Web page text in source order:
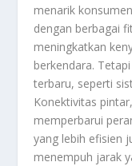
menarik
dengan berbagai
meningkatkan
berkendara.
terbaru, seperti
Konektivitas
memperbarui
yang lebih efisien
menempuh jarak